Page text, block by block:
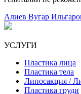
Алиев Вугар
УСЛУГИ
Пластика лица
Пластика тела
Липосакция /
Пластика груди